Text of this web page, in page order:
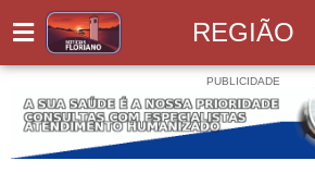
REGIÃO
PUBLICIDADE